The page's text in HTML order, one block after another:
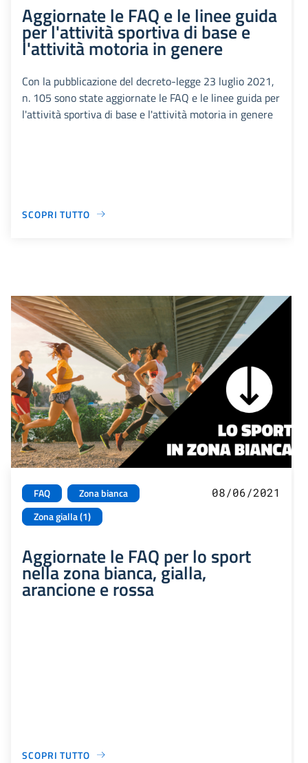
Aggiornate le FAQ e le linee guida
per l'attività sportiva di base e
l'attività motoria in genere
Con la pubblicazione del decreto-legge 23 luglio 2021,
n. 105 sono state aggiornate le FAQ e le linee guida per
l'attività sportiva di base e l'attività motoria in genere
SCOPRI TUTTO
FAQ
Zona bianca
Zona gialla (1)
08/06/2021
Aggiornate le FAQ per lo sport
nella zona bianca, gialla,
arancione e rossa
SCOPRI TUTTO